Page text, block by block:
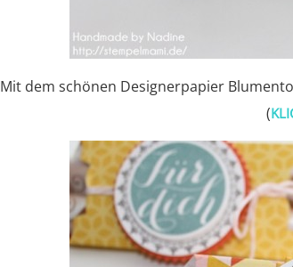
Mit dem schönen Designerpapier
(